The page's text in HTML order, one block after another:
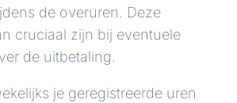
de overuren. Deze
cruciaal zijn bij eventuele
de uitbetaling.
je geregistreerde uren